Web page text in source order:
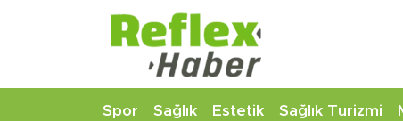
Spor Sağlık Estetik Sağlık Turizmi
Estetik
Nöbetçi Eczaneler
Hava Durumu